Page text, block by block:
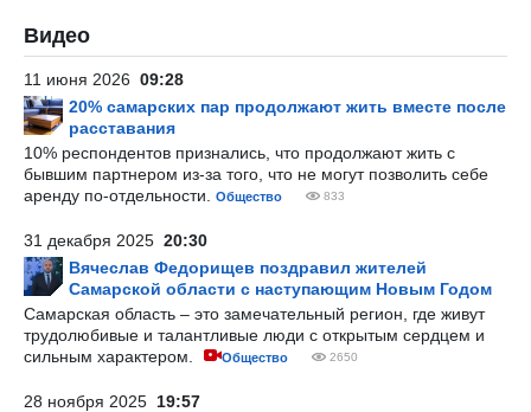
Видео
11 июня 2026 09:28
20% самарских пар продолжают жить вместе после
расставания
10% респондентов признались, что продолжают жить с
бывшим партнером из-за того, что не могут позволить себе
аренду по-отдельности.
Общество 833
31 декабря 2025 20:30
Вячеслав Федорищев поздравил жителей
Самарской области с наступающим Новым Годом
Самарская область – это замечательный регион, где живут
трудолюбивые и талантливые люди с открытым сердцем и
сильным характером.
Общество 2650
28 ноября 2025 19:57